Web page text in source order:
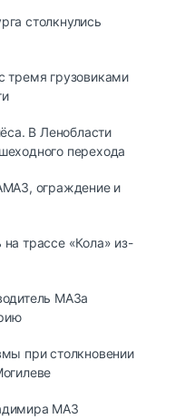
столкнулись
тремя грузовиками
В Ленобласти
перехода
ограждение и
трассе «Кола» из-
МАЗа
при столкновении
МАЗ